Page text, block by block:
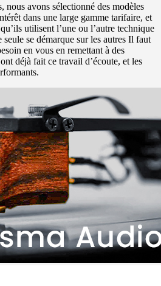
nous avons sélectionné des modèles
dans une large gamme tarifaire, et
utilisent l’une ou l’autre technique
seule se démarque sur les autres Il faut
en vous en remettant à des
déjà fait ce travail d’écoute, et les